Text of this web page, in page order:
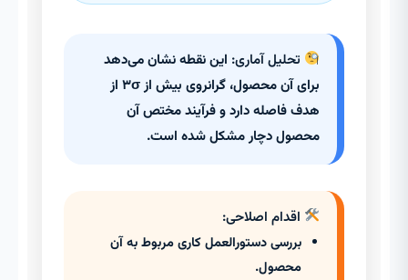
تحلیل آماری: این نقطه نشان می‌دهد
برای آن محصول، گرانروی بیش از ۳σ از
هدف فاصله دارد و فرآیند مختص آن
محصول دچار مشکل شده است.
اقدام اصلاحی:
بررسی دستورالعمل کاری مربوط به آن
محصول.